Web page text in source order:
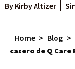
By Kirby Altizer
Home > Blog >
casero de Q Care